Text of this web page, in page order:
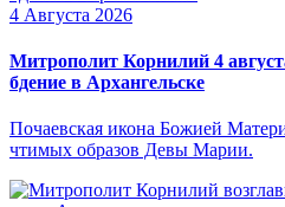
4 Августа 2026
Митрополит Корнилий 4
бдение в Архангельске
Почаевская икона Божией
чтимых образов Девы Марии.